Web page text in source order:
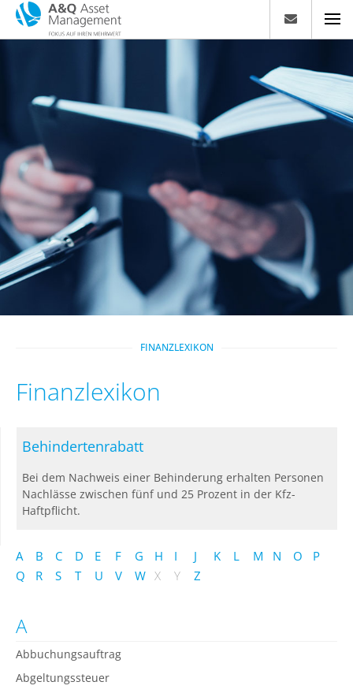
FINANZLEXIKON
Finanzlexikon
A B C D E F G H I J K L M N O
P
Q
R S T U V W X Y Z
A
Abbuchungsauftrag
Abgeltungssteuer
Behindertenrabatt
Bei dem Nachweis einer Behinderung erhalten Personen
Nachlässe zwischen fünf und 25 Prozent in der Kfz-
Haftpflicht.